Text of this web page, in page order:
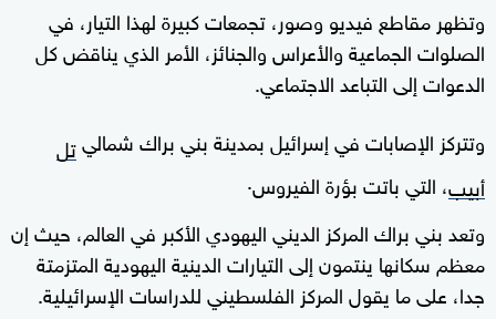
وتظهر مقاطع فيديو وصور، تجمعات كبيرة لهذا التيار، في
الصلوات الجماعية والأعراس والجنائز، الأمر الذي يناقض كل
الدعوات إلى التباعد الاجتماعي.
وتتركز الإصابات في إسرائيل بمدينة بني براك شماليتل
أبيب، التي باتت بؤرة الفيروس.
وتعد بني براك المركز الديني اليهودي الأكبر في العالم، حيث إن
معظم سكانها ينتمون إلى التيارات الدينية اليهودية المتزمتة
جدا، على ما يقول المركز الفلسطيني للدراسات الإسرائيلية.